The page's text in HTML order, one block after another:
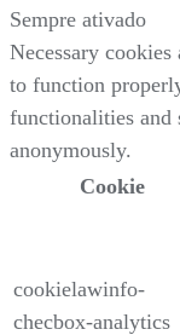
Sempre ativado
Necessary
to function
functionalities and
anonymously.
Cookie
cookielawinfo-
checbox-analytics